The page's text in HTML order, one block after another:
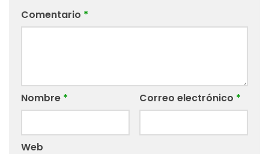
Comentario *
Nombre * Correo electrónico *
Web